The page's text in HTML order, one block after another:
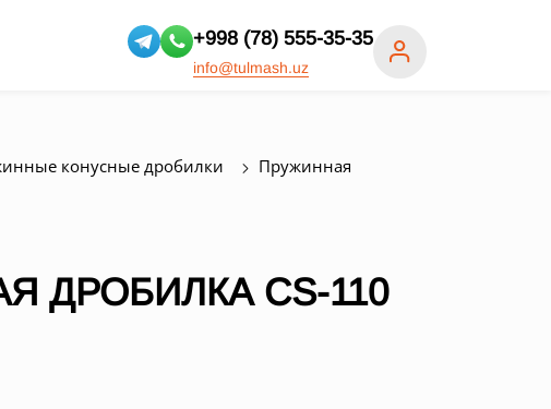
+998 (78) 555-35-35
info@tulmash.uz
конусные дробилки Пружинная
ДРОБИЛКА СS-110